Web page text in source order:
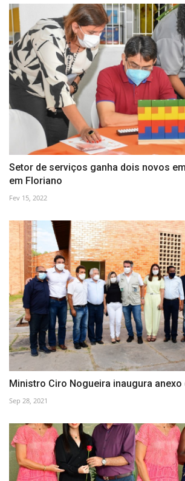
Setor de serviços ganha dois novos
em Floriano
Fev 15, 2022
Ministro Ciro Nogueira inaugura anexo
Sep 28, 2021